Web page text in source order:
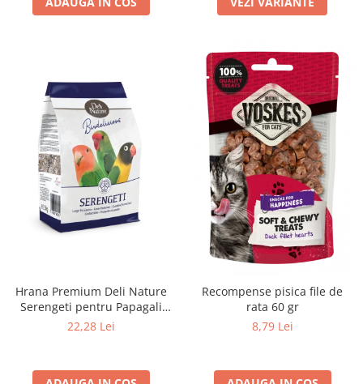
Hrana Premium Deli Nature
Serengeti pentru Papagali
Mici 800 g – Mix cu Fructe și
22,28 Lei
Recompense pisica file de
rata 60 gr
8,79 Lei